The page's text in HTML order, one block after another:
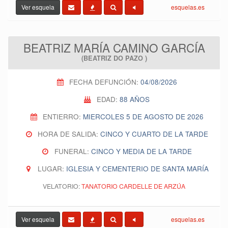
Ver esquela esquelas.es
BEATRIZ MARÍA CAMINO GARCÍA
(BEATRIZ DO PAZO )
FECHA DEFUNCIÓN: 04/08/2026
EDAD: 88 AÑOS
ENTIERRO: MIERCOLES 5 DE AGOSTO DE 2026
HORA DE SALIDA:CINCO Y CUARTO DE LA TARDE
FUNERAL: CINCO Y MEDIA DE LA TARDE
LUGAR: IGLESIA Y CEMENTERIO DE SANTA MARÍA
VELATORIO:TANATORIO CARDELLE DE ARZÚA
Ver esquela esquelas.es